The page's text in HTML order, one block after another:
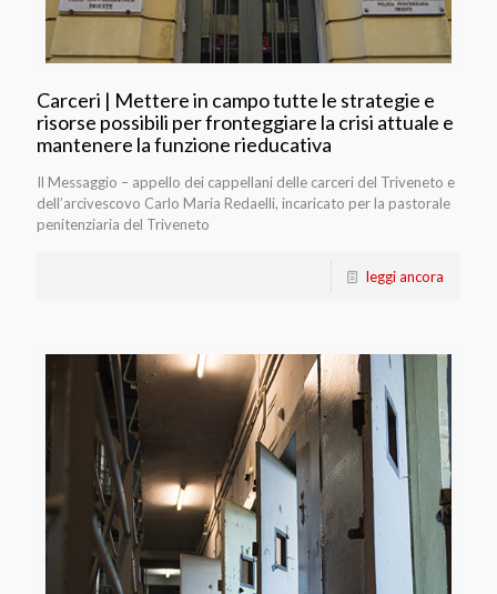
Carceri | Mettere in campo tutte le strategie e
risorse possibili per fronteggiare la crisi attuale e
mantenere la funzione rieducativa
Il Messaggio – appello dei cappellani delle carceri del Triveneto e
dell’arcivescovo Carlo Maria Redaelli, incaricato per la pastorale
penitenziaria del Triveneto
leggi ancora